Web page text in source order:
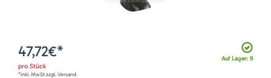
Auf Lager: 9
47,72€*
pro Stück
*inkl. MwSt zzgl. Versand